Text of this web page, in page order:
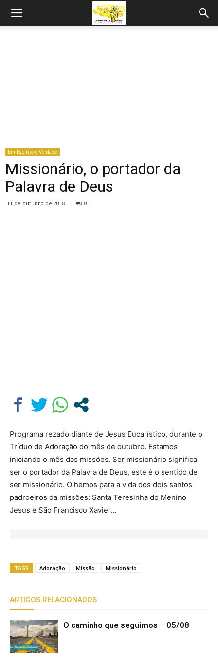
Em Espírito e Verdade
Missionário, o portador da
Palavra de Deus
11 de outubro de 2018 0
Programa rezado diante de Jesus Eucarístico, durante o
Tríduo de Adoração do mês de outubro. Estamos
iniciando o mês das missões. Ser missionário significa
ser o portador da Palavra de Deus, este é o sentido de
ser missionário. Olhemos para a vida dos dois santos
padroeiros da missões: Santa Teresinha do Menino
Jesus e São Francisco Xavier…
TAGS Adoração Missão Missionário
ARTIGOS RELACIONADOS
O caminho que seguimos – 05/08